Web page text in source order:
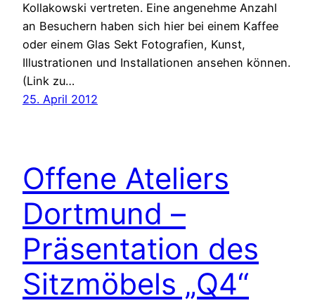
Kollakowski vertreten. Eine angenehme Anzahl
an Besuchern haben sich hier bei einem Kaffee
oder einem Glas Sekt Fotografien, Kunst,
Illustrationen und Installationen ansehen können.
(Link zu…
25. April 2012
Offene Ateliers
Dortmund –
Präsentation des
Sitzmöbels „Q4“